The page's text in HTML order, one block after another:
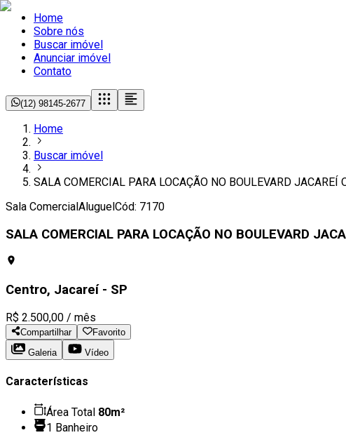
Home
Sobre nós
Buscar imóvel
Anunciar imóvel
Contato
(12) 98145-2677
Home
Buscar imóvel
SALA COMERCIAL PARA LOCAÇÃO NO BOULEVARD
Sala ComercialAluguelCód: 7170
SALA COMERCIAL PARA LOCAÇÃO NO BOULEVARD
Centro, Jacareí - SP
R$ 2.500,00 / mês
Compartilhar
Favorito
Galeria
Vídeo
Características
Área Total 80m²
1 Banheiro